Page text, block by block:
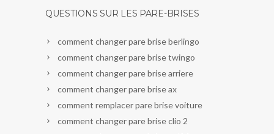
QUESTIONS SUR LES PARE-BRISES
comment changer pare brise berlingo
comment changer pare brise twingo
comment changer pare brise arriere
comment changer pare brise ax
comment remplacer pare brise voiture
comment changer pare brise clio 2